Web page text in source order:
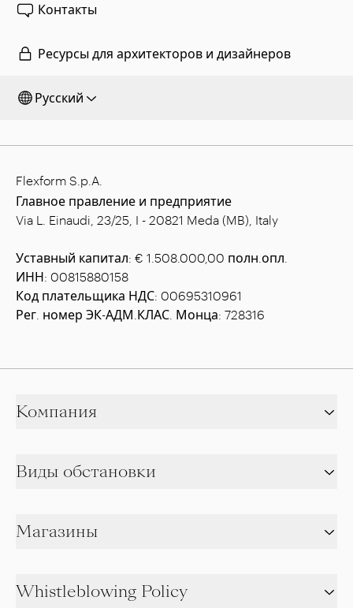
Контакты
Ресурсы для архитекторов и дизайнеров
Русский
Flexform S.p.A.
Главное правление и предприятие
Via L. Einaudi, 23/25, I - 20821 Meda (MB), Italy
Уставный капитал: € 1.508.000,00 полн.опл.
ИНН: 00815880158
Код плательщика НДС: 00695310961
Рег. номер ЭК-АДМ.КЛАС. Монца: 728316
Компания
Виды обстановки
Магазины
Whistleblowing Policy